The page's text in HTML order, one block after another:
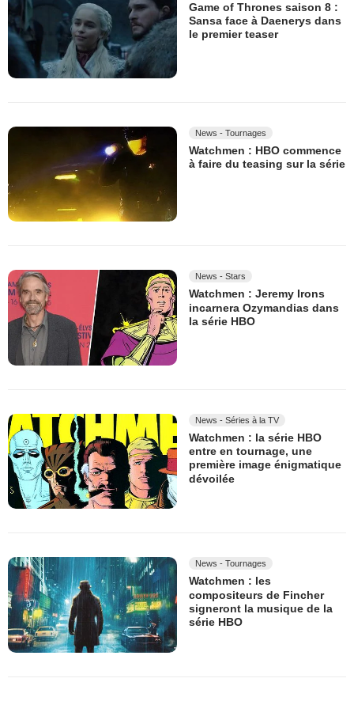
Game of Thrones saison 8 :
Sansa face à Daenerys dans
le premier teaser
News - Tournages
Watchmen : HBO commence
à faire du teasing sur la série
News - Stars
Watchmen : Jeremy Irons
incarnera Ozymandias dans
la série HBO
News - Séries à la TV
Watchmen : la série HBO
entre en tournage, une
première image énigmatique
dévoilée
News - Tournages
Watchmen : les
compositeurs de Fincher
signeront la musique de la
série HBO